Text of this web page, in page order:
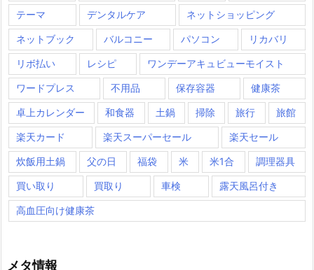
テーマ デンタルケア ネットショッピング
ネットブック バルコニー パソコン リカバリ
リボ払い レシピ ワンデーアキュビューモイスト
ワードプレス 不用品 保存容器 健康茶
卓上カレンダー 和食器 土鍋 掃除 旅行 旅館
楽天カード 楽天スーパーセール 楽天セール
炊飯用土鍋 父の日 福袋 米 米1合 調理器具
買い取り 買取り 車検 露天風呂付き
高血圧向け健康茶
メタ情報